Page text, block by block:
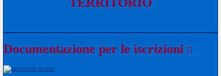
Documentazione per le iscrizioni